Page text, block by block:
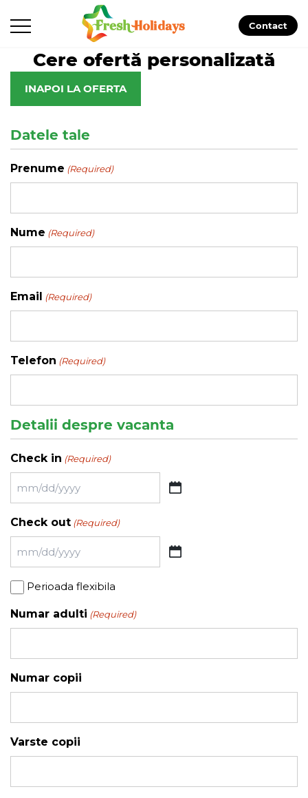
Contact
Cere ofertă personalizată
INAPOI LA OFERTA
Datele tale
Prenume (Required)
Nume (Required)
Email (Required)
Telefon (Required)
Detalii despre vacanta
Check in (Required)
MM
DD
Check out (Required)
MM
DD
slash
Perioada
Perioada flexibila
Numar adulti (Required)
Numar copii
Varste copii